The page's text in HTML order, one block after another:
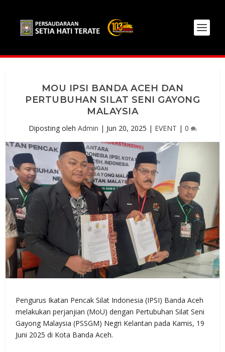
MOU IPSI BANDA ACEH DAN
PERTUBUHAN SILAT SENI GAYONG
MALAYSIA
Diposting oleh Admin | Jun 20, 2025 | EVENT | 0
Pengurus Ikatan Pencak Silat Indonesia (IPSI) Banda Aceh
melakukan perjanjian (MoU) dengan Pertubuhan Silat Seni
Gayong Malaysia (PSSGM) Negri Kelantan pada Kamis, 19
Juni 2025 di Kota Banda Aceh.